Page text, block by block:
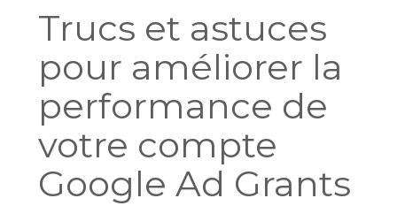
Trucs et astuces
pour améliorer la
performance de
votre compte
Google Ad Grants